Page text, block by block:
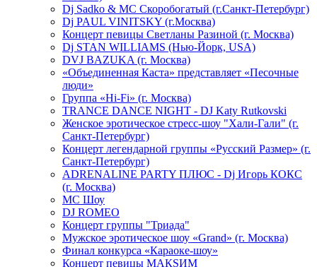
Dj Sadko & МС Скоробогатый (г.Санкт-Петербург)
Dj PAUL VINITSKY (г.Москва)
Концерт певицы Светланы Разиной (г. Москва)
Dj STAN WILLIAMS (Нью-Йорк, USA)
DVJ BAZUKA (г. Москва)
«Объединенная Каста» представляет «Песочные
люди»
Группа «Hi-Fi» (г. Москва)
TRANCE DANCE NIGHT - DJ Katy Rutkovski
Женское эротическое стресс-шоу "Хали-Гали" (г.
Санкт-Петербург)
Концерт легендарной группы «Русский Размер» (г.
Санкт-Петербург)
ADRENALINE PARTY ПЛЮС - Dj Игорь КОКС
(г. Москва)
MC Шоу
DJ ROMEO
Концерт группы "Триада"
Мужское эротическое шоу «Grand» (г. Москва)
Финал конкурса «Караоке-шоу»
Концерт певицы МАКSИМ